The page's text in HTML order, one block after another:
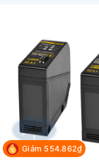
Giảm 554.862₫